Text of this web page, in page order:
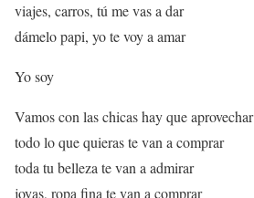
viajes, carros, tú me vas a dar
dámelo papi, yo te voy a amar
Yo soy
Vamos con las chicas hay que aprovechar
todo lo que quieras te van a comprar
toda tu belleza te van a admirar
joyas, ropa fina te van a comprar